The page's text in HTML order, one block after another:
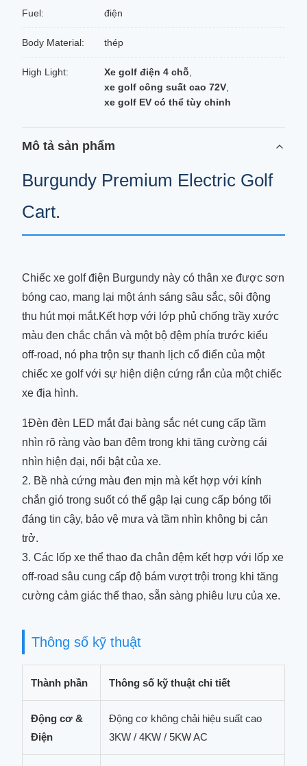
Fuel: điện
Body Material: thép
High Light: Xe golf điện 4 chỗ
xe golf công suất cao 72V
xe golf EV có thể tùy chỉnh
Mô tả sản phẩm
Burgundy Premium Electric Golf
Cart.
Chiếc xe golf điện Burgundy này có thân xe được sơn
bóng cao, mang lại một ánh sáng sâu sắc, sôi động
thu hút mọi mắt.Kết hợp với lớp phủ chống trầy xước
màu đen chắc chắn và một bộ đệm phía trước kiểu
off-road, nó pha trộn sự thanh lịch cổ điển của một
chiếc xe golf với sự hiện diện cứng rắn của một chiếc
xe địa hình.
1Đèn đèn LED mắt đại bàng sắc nét cung cấp tầm
nhìn rõ ràng vào ban đêm trong khi tăng cường cái
nhìn hiện đại, nổi bật của xe.
2. Bề nhà cứng màu đen mịn mà kết hợp với kính
chắn gió trong suốt có thể gập lại cung cấp bóng tối
đáng tin cậy, bảo vệ mưa và tầm nhìn không bị cản
trở.
3. Các lốp xe thể thao đa chân đệm kết hợp với lốp xe
off-road sâu cung cấp độ bám vượt trội trong khi tăng
cường cảm giác thể thao, sẵn sàng phiêu lưu của xe.
Thông số kỹ thuật
Thành phần Thông số kỹ thuật chi tiết
Động cơ &
Điện
Động cơ không chải hiệu suất cao
3KW / 4KW / 5KW AC